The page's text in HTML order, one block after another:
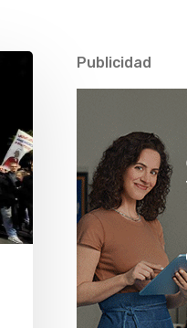
Publicidad